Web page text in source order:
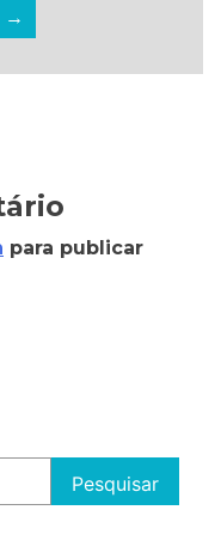
→
para publicar
Pesquisar